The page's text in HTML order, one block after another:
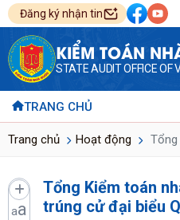
Đăng ký nhận tin
KIỂM TOÁN
STATE AUDIT OFFICE OF
TRANG CHỦ
Trang chủ Hoạt động
aa
Tổng Kiểm toán
trúng cử đại biểu